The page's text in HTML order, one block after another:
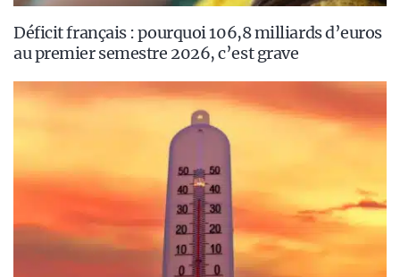
Déficit français : pourquoi 106,8 milliards d’euros
au premier semestre 2026, c’est grave